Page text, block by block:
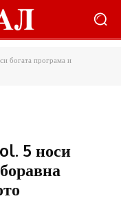
богата програма и
5 носи